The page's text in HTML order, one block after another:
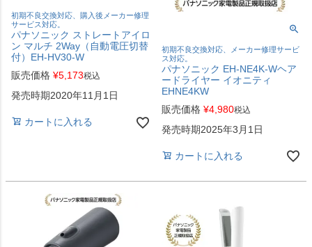
初期不良交換対応、購入後メーカー修理
サービス対応。
パナソニック ストレートアイロ
ン マルチ 2Way（自動電圧切替
付）EH-HV30-W
販売価格 ¥5,173税込
発売時期2020年11月1日
カートに入れる
初期不良交換対応、メーカー修理サービ
ス対応。
パナソニック EH-NE4K-Wヘア
ードライヤー イオニティ
EHNE4KW
販売価格 ¥4,980税込
発売時期2025年3月1日
カートに入れる